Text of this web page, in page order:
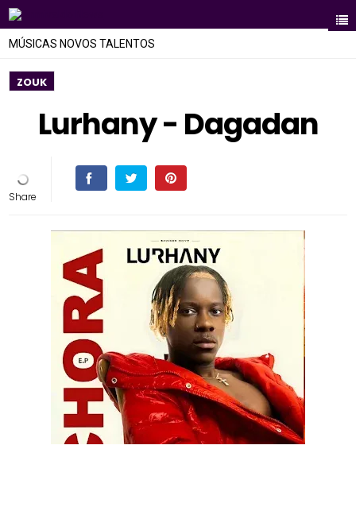
MÚSICAS NOVOS TALENTOS
ZOUK
Lurhany - Dagadan